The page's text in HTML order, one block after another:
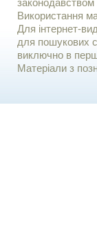
законодавством
Використання
Для iнтернет-
для пошукових
виключно в
Матеріали з